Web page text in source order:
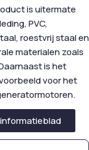
is uitermate
PVC,
roestvrij staal en
materialen zoals
is het
voor het